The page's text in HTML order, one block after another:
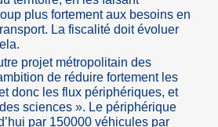
plus fortement aux besoins en
La fiscalité doit évoluer
projet métropolitain des
de réduire fortement les
donc les flux périphériques, et
sciences ». Le périphérique
par 150000 véhicules par